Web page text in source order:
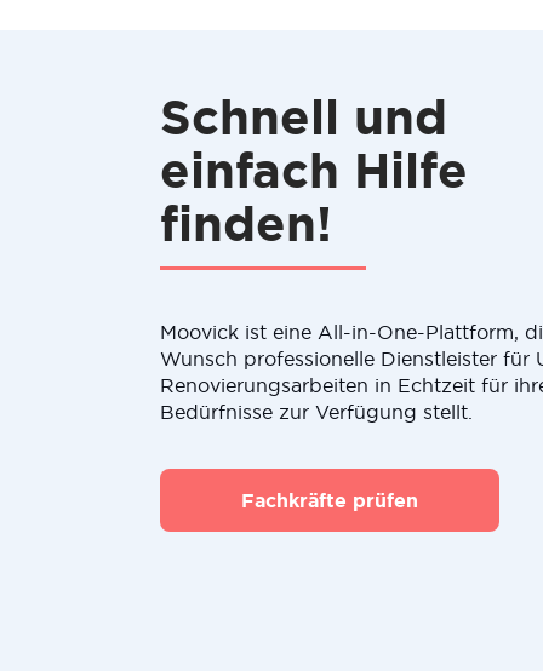
Schnell und
einfach Hilfe
finden!
Moovick ist eine All-in-One-Plattform,
Wunsch professionelle Dienstleister für
Renovierungsarbeiten in Echtzeit für
Bedürfnisse zur Verfügung stellt.
Fachkräfte prüfen